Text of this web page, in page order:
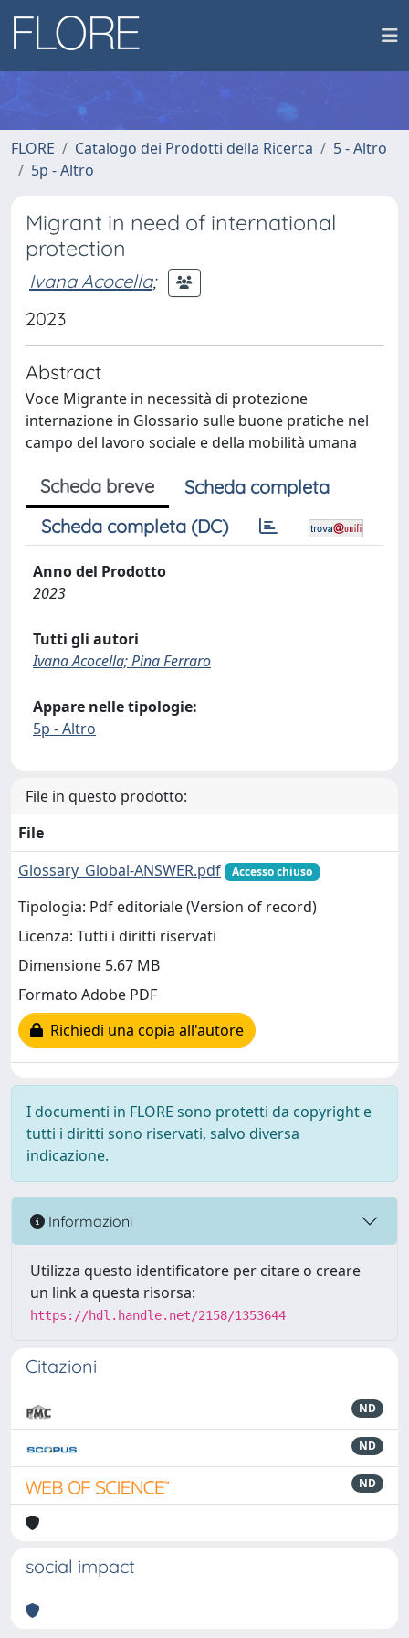
FLORE Catalogo dei Prodotti della Ricerca
5 - Altro
5p - Altro
Migrant in need of international
protection
Ivana Acocella;
2023
Abstract
Voce Migrante in necessità di protezione
internazione in Glossario sulle buone pratiche nel
campo del lavoro sociale e della mobilità umana
Scheda breve
Scheda completa
Scheda completa (DC)
Anno del Prodotto
2023
Tutti gli autori
Ivana Acocella; Pina Ferraro
Appare nelle tipologie:
5p - Altro
File in questo prodotto:
File
Glossary_Global-ANSWER.pdf
Accesso chiuso
Tipologia: Pdf editoriale (Version of record)
Licenza: Tutti i diritti riservati
Dimensione 5.67 MB
Formato Adobe PDF
Richiedi una copia all'autore
I documenti in FLORE sono protetti da copyright e
tutti i diritti sono riservati, salvo diversa
indicazione.
Informazioni
Utilizza questo identificatore per citare o creare
un link a questa risorsa:
https://hdl.handle.net/2158/1353644
Citazioni
ND
ND
ND
social impact